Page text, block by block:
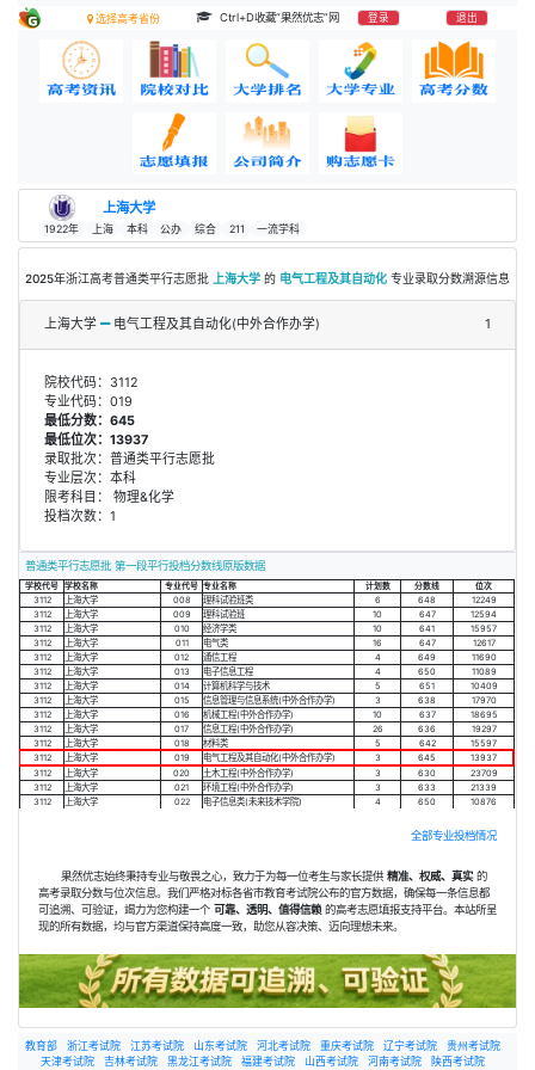
选择高考省份 Ctrl+D收藏“果然优志”网 登录 退出
上海大学
1922年 上海 本科 公办 综合 211 一流学科
2025年浙江高考普通类平行志愿批 上海大学 的 电气工程及其自动化 专业录取分数溯源信息
上海大学 电气工程及其自动化(中外合作办学) 1
院校代码：3112
专业代码：019
最低分数：645
最低位次：13937
录取批次：普通类平行志愿批
专业层次：本科
限考科目： 物理&化学
投档次数：1
普通类平行志愿批 第一段平行投档分数线原版数据
学校代号 学校名称 专业代号 专业名称 计划数 分数线
位次
3112
上海大学 008 理科试验班类 6 648
12249
3112
上海大学 009 理科试验班 10 647
12594
3112
上海大学 010 经济学类 10 641
15957
3112
上海大学 011 电气类 16 647
12617
3112
上海大学 012 通信工程 4 649
11690
3112
上海大学 013 电子信息工程 4 650
11089
3112
上海大学 014 计算机科学与技术 5 651
10409
3112
上海大学 015 信息管理与信息系统(中外合作办学) 3 638
17970
3112
上海大学 016 机械工程(中外合作办学) 10 637
18695
3112
上海大学 017 信息工程(中外合作办学) 26 636
19297
3112
上海大学 018 材料类 5 642
15597
3112
上海大学 019 电气工程及其自动化(中外合作办学) 3 645
13937
3112
上海大学 020 土木工程(中外合作办学) 3 630
23709
3112
上海大学 021 环境工程(中外合作办学) 3 633
21339
3112
上海大学 022 电子信息类(未来技术学院) 4 650 10876
全部专业投档情况
果然优志始终秉持专业与敬畏之心，致力于为每一位考生与家长提供 精准、权威、真实的
高考录取分数与位次信息。我们严格对标各省市教育考试院公布的官方数据，确保每一条信息都
可追溯、可验证，竭力为您构建一个 可靠、透明、值得信赖 的高考志愿填报支持平台。本站所呈
现的所有数据，均与官方渠道保持高度一致，助您从容决策、迈向理想未来。
教育部 浙江考试院 江苏考试院 山东考试院 河北考试院 重庆考试院 辽宁考试院
贵州考试院
天津考试院
吉林考试院 黑龙江考试院 福建考试院 山西考试院 河南考试院
陕西考试院